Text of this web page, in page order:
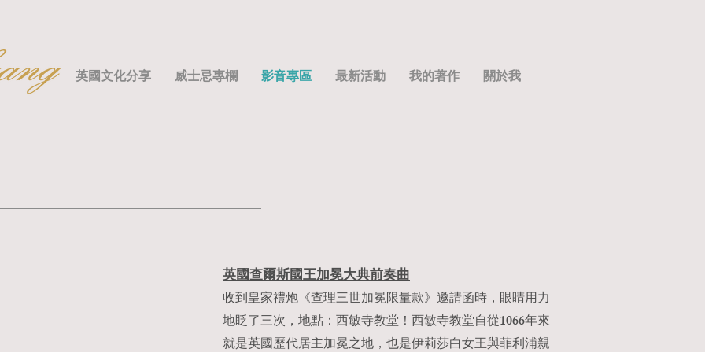
英國文化分享 威士忌專欄 影音專區 最新活動 我的著作 關於我
英國查爾斯國王加冕大典前奏曲
收到皇家禮炮 《查理三世加冕限量款》邀請函時，眼睛用力
地眨了三次，地點：西敏寺教堂！西敏寺教堂自從1066年來
就是英國歷代居主加冕之地，也是伊莉莎白女王與菲利浦親